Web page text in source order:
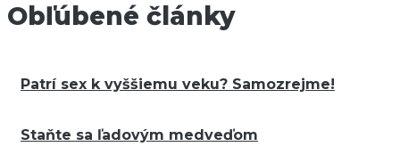
Obľúbené články
Patrí sex k vyššiemu veku? Samozrejme!
Staňte sa ľadovým medveďom